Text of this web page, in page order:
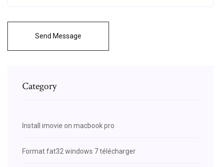
Send Message
Category
Install imovie on macbook pro
Format fat32 windows 7 télécharger